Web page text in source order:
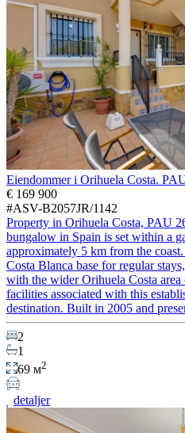
Eiendommer i Orihuela Costa.
€ 169 900
#ASV-B2057JR/1142
Property in Orihuela Costa, PAU
bungalow in Spain is set within a
approximately 5 km from the
Costa Blanca base for regular
with the wider Orihuela Costa
facilities associated with this
destination. Built in 2005 and
2
1
69 м2
detaljer